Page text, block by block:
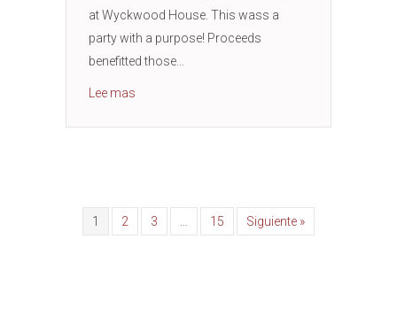
at Wyckwood House. This wass a
party with a purpose! Proceeds
benefitted those…
Lee mas
1 2 3 15 Siguiente »